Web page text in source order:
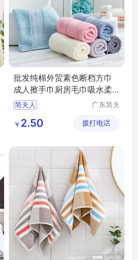
批发纯棉外贸素色断档方巾
成人擦手巾厨房毛巾吸水柔
软家用
简夫人
广东简夫
限公司
￥ 2.50 拨打电话